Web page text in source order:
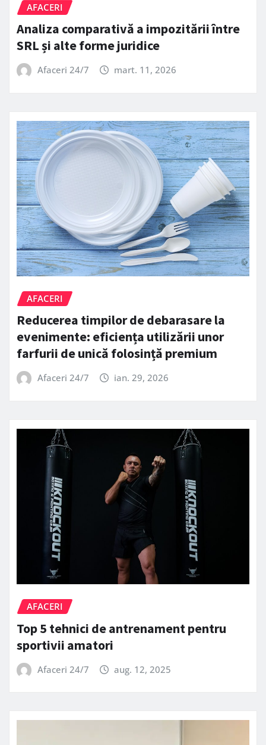
AFACERI
Analiza comparativă a impozitării între
SRL și alte forme juridice
Afaceri 24/7 mart. 11, 2026
AFACERI
Reducerea timpilor de debarasare la
evenimente: eficiența utilizării unor
farfurii de unică folosință premium
Afaceri 24/7 ian. 29, 2026
AFACERI
Top 5 tehnici de antrenament pentru
sportivii amatori
Afaceri 24/7 aug. 12, 2025